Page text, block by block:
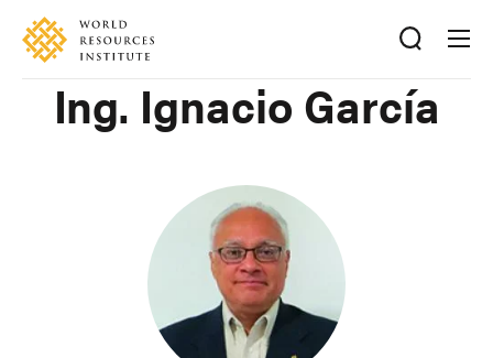
Skip
main
content
Accessibility
Ing. Ignacio García